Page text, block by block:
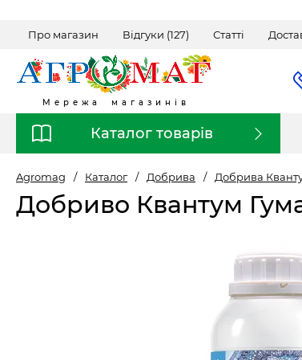
Про магазин Відгуки (127) Статті
Мережа магазинів
Каталог товарів
Agromag / Каталог / Добрива / Добрива
Добриво Квантум